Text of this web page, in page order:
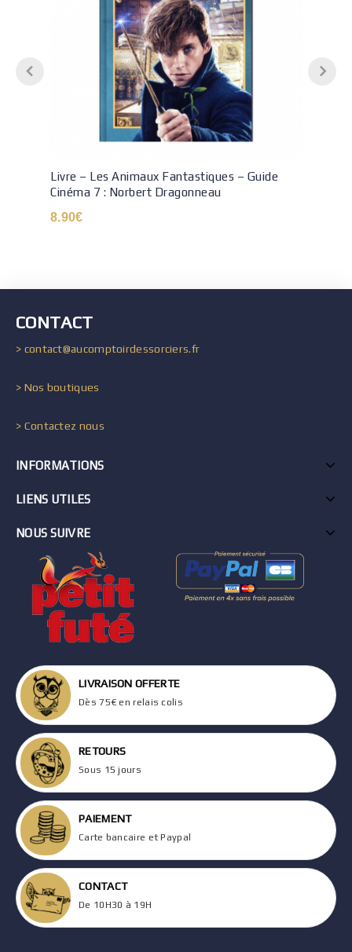
Livre – Les Animaux Fantastiques – Guide
Cinéma 7 : Norbert Dragonneau
8.90€
CONTACT
> contact@aucomptoirdessorciers.fr
> Nos boutiques
> Contactez nous
INFORMATIONS
LIENS UTILES
NOUS SUIVRE
LIVRAISON OFFERTE
Dès 75€ en relais colis
RETOURS
Sous 15 jours
PAIEMENT
Carte bancaire et Paypal
CONTACT
De 10H30 à 19H